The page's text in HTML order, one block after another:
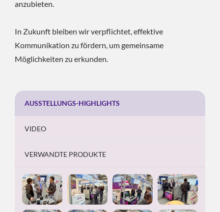
anzubieten.
In Zukunft bleiben wir verpflichtet, effektive
Kommunikation zu fördern, um gemeinsame
Möglichkeiten zu erkunden.
AUSSTELLUNGS-HIGHLIGHTS
VIDEO
VERWANDTE PRODUKTE